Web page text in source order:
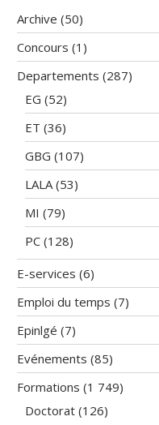
Archive (50)
Concours (1)
Departements (287)
EG (52)
ET (36)
GBG (107)
LALA(53)
MI (79)
PC (128)
E-services (6)
Emploi du temps (7)
Epinlgé (7)
Evénements (85)
Formations (1 749)
Doctorat (126)